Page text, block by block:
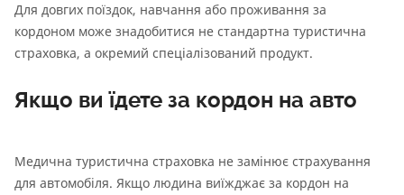
Для довгих поїздок, навчання або проживання за
кордоном може знадобитися не стандартна туристична
страховка, а окремий спеціалізований продукт.
Якщо ви їдете за кордон на авто
Медична туристична страховка не замінює страхування
для автомобіля. Якщо людина виїжджає за кордон на